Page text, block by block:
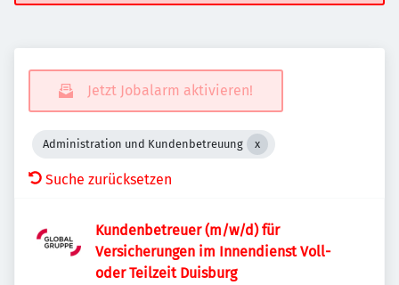
Jetzt Jobalarm aktivieren!
Administration und Kundenbetreuung
Suche zurücksetzen
Kundenbetreuer (m/w/d) für
Versicherungen im Innendienst Voll-
oder Teilzeit Duisburg